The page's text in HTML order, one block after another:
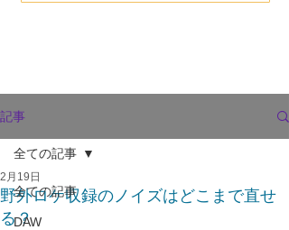
記事
全ての記事
DAW
全ての記事
野外ロケ収録のノイズはどこまで直せ
る？
2月19日